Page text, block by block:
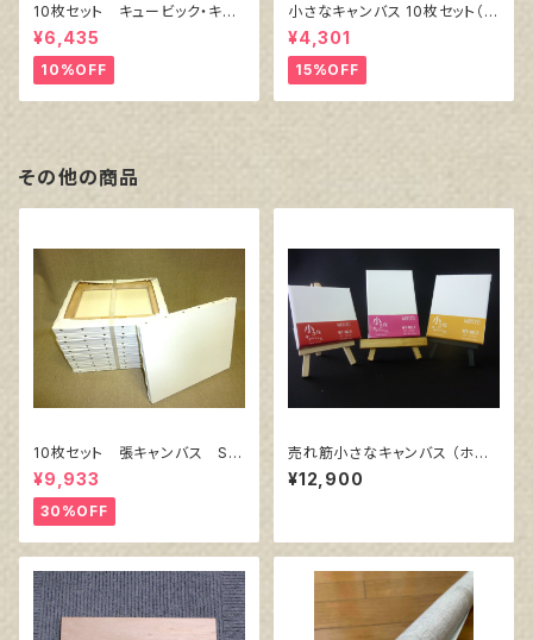
10枚セット キュービック・キャ
ンバス白（縦150㎜×横150㎜×
厚38㎜）
¥6,435
10%OFF
小さなキャンバス 10枚セット（ホ
ワイト塗りキャンバス張り）
¥4,301
15%OFF
その他の商品
10枚セット 張キャンバス Sn
owWhite SPC（綿・ポリエステ
ル）F8 455㎜×380㎜
¥9,933
30%OFF
売れ筋小さなキャンバス （ホワ
イト塗りキャンバス張り）各10枚
３点セット
¥12,900